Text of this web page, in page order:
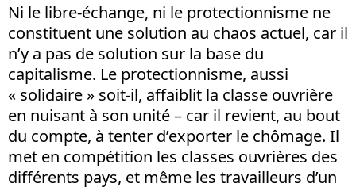
Ni le libre-échange, ni le protectionnisme ne
constituent une solution au chaos actuel, car il
n’y a pas de solution sur la base du
capitalisme. Le protectionnisme, aussi
« solidaire » soit-il, affaiblit la classe ouvrière
en nuisant à son unité – car il revient, au bout
du compte, à tenter d’exporter le chômage. Il
met en compétition les classes ouvrières des
différents pays, et même les travailleurs d’un